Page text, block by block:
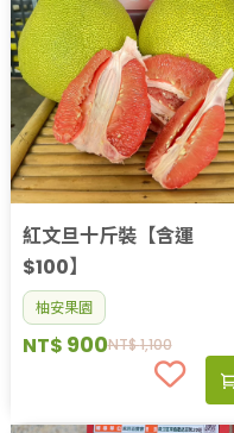
紅文旦十斤裝【含運
$100】
柚安果園
NT$1,100
NT$ 900